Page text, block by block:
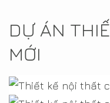
DỰ ÁN
MỚI